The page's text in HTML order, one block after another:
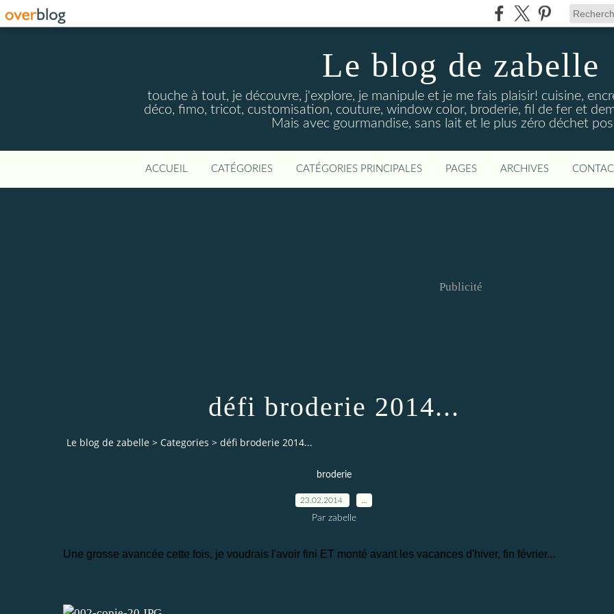
Le blog de zabelle
touche à tout, je découvre, j'explore, je manipule et je me fais plaisir! cuisine,
déco, fimo, tricot, customisation, couture, window color, broderie, fil de fer et
Mais avec gourmandise, sans lait et le plus zéro déchet
ACCUEIL CATÉGORIES CATÉGORIES PRINCIPALES PAGES ARCHIVES
Publicité
défi broderie 2014...
Le blog de zabelle > Categories > défi broderie 2014...
broderie
23.02.2014
Par zabelle
Une grosse avancée cette fois, je voudrais l'avoir fini ET monté avant les vacances d'hiver, fin février...